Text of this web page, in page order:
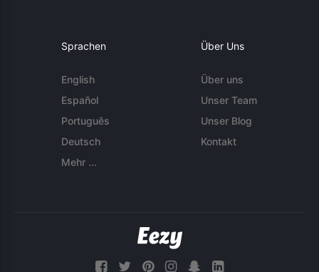
Sprachen
English
Español
Português
Deutsch
Mehr ...
Über Uns
Über uns
Unser Team
Unser Blog
Kontakt